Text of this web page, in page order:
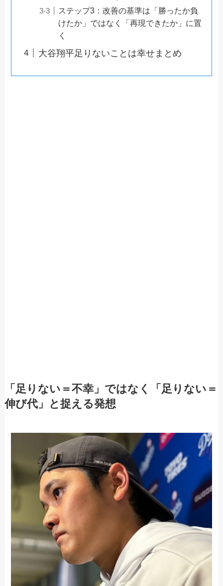
ステップ3：改善の基準は「勝ったか負
けたか」ではなく「再現できたか」に置
く
大谷翔平足りないことは幸せまとめ
「足りない＝不幸」ではなく「足りない＝
伸び代」と捉える発想